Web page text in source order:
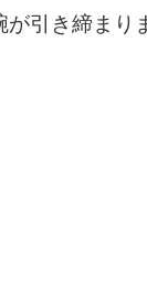
引き締まり